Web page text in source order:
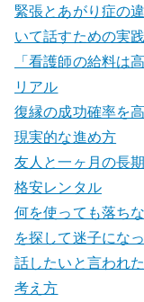
緊張とあがり症の
いて話すための実
「看護師の給料は
リアル
復縁の成功確率を
現実的な進め方
友人と一ヶ月の長
格安レンタル
何を使っても落ち
を探して迷子にな
話したいと言われ
考え方